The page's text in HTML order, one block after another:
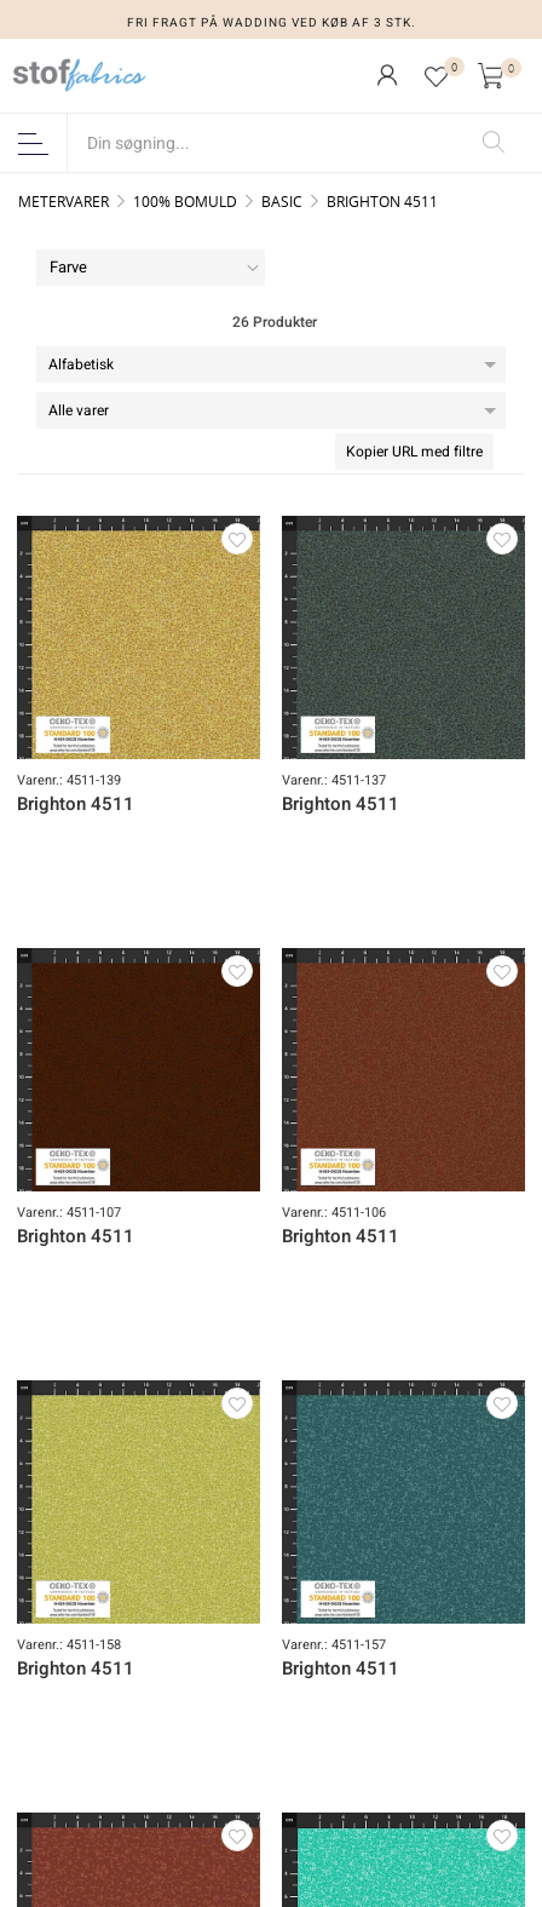
FRI FRAGT PÅ WADDING VED KØB AF 3 STK.
0 0
METERVARER 100% BOMULD BASIC BRIGHTON 4511
Farve
26 Produkter
Kopier URL med filtre
Varenr.: 4511-139
Brighton 4511
Varenr.: 4511-137
Brighton 4511
Varenr.: 4511-107
Brighton 4511
Varenr.: 4511-106
Brighton 4511
Varenr.: 4511-158
Brighton 4511
Varenr.: 4511-157
Brighton 4511